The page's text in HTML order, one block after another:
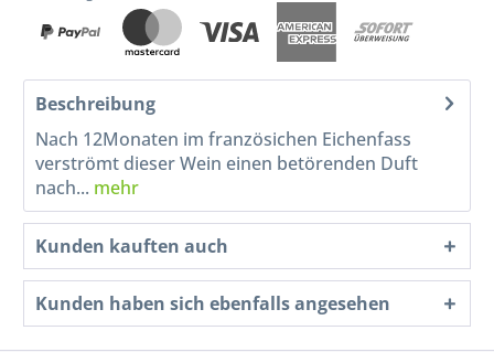
Beschreibung
Nach 12Monaten im französichen Eichenfass
verströmt dieser Wein einen betörenden Duft
nach... mehr
Kunden kauften auch
Kunden haben sich ebenfalls angesehen